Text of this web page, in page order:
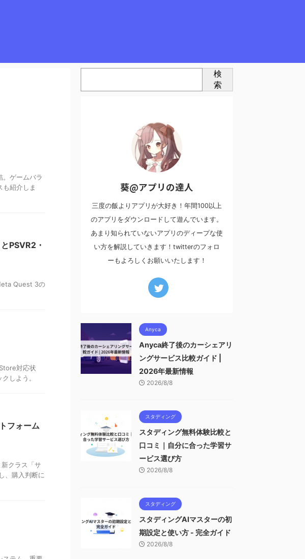
ゲームバラ
紹介しま
PSVR2・
Quest 3の
対応状
しよう。
フォーム
クラス「サ
、購入判断に
検
索
葵@アプリの達人
三度の飯よりアプリが大好き！年間100以上
のアプリをダウンロードして遊んでいます。
あまり知られていないアプリのディープな使
い方を解説していきます！twitterのフォロ
ーもよろしくお願いいたします！
Anyca
Anyca終了後のカーシェアリ
ングサービス比較ガイド |
2026年最新情報
2026/8/8
スタディング
スタディング無料体験比較と
口コミ｜自分に合った学習サ
ービス選び方
2026/8/8
スタディング
スタディングAIマスターの初
期設定と使い方 - 完全ガイド
2026/8/8